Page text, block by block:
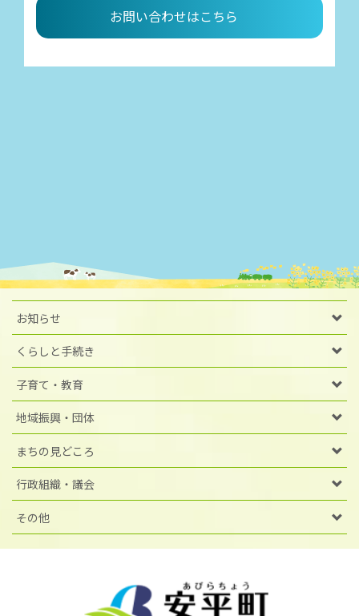
お問い合わせはこちら
お知らせ
くらしと手続き
子育て・教育
地域振興・団体
まちの見どころ
行政組織・議会
その他